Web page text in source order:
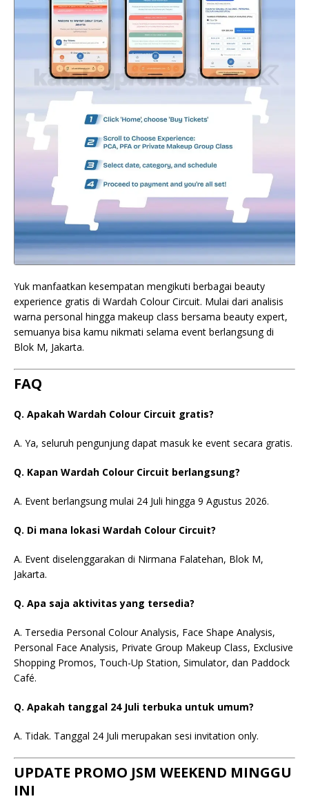
Yuk manfaatkan kesempatan mengikuti berbagai beauty
experience gratis di Wardah Colour Circuit. Mulai dari analisis
warna personal hingga makeup class bersama beauty expert,
semuanya bisa kamu nikmati selama event berlangsung di
Blok M, Jakarta.
FAQ
Q. Apakah Wardah Colour Circuit gratis?
A. Ya, seluruh pengunjung dapat masuk ke event secara gratis.
Q. Kapan Wardah Colour Circuit berlangsung?
A. Event berlangsung mulai 24 Juli hingga 9 Agustus 2026.
Q. Di mana lokasi Wardah Colour Circuit?
A. Event diselenggarakan di Nirmana Falatehan, Blok M,
Jakarta.
Q. Apa saja aktivitas yang tersedia?
A. Tersedia Personal Colour Analysis, Face Shape Analysis,
Personal Face Analysis, Private Group Makeup Class, Exclusive
Shopping Promos, Touch-Up Station, Simulator, dan Paddock
Café.
Q. Apakah tanggal 24 Juli terbuka untuk umum?
A. Tidak. Tanggal 24 Juli merupakan sesi invitation only.
UPDATE PROMO JSM WEEKEND MINGGU
INI